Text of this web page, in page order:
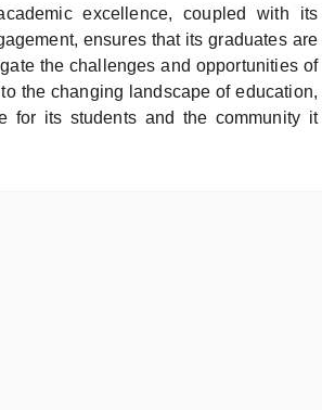
excellence, coupled with its
ensures that its graduates are
the challenges and opportunities of
the changing landscape of education,
for its students and the community it